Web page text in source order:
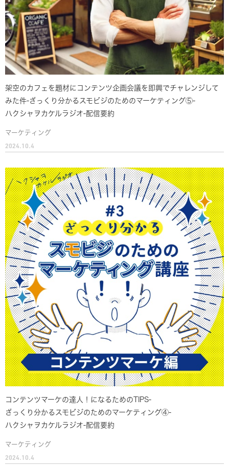
架空のカフェを題材にコンテンツ企画会議を即興でチャレンジして
みた件-ざっくり分かるスモビジのためのマーケティング⑤-
ハクシャヲカケルラジオ-配信要約
マーケティング
2024.10.4
コンテンツマーケの達人！になるためのTIPS-
ざっくり分かるスモビジのためのマーケティング④-
ハクシャヲカケルラジオ-配信要約
マーケティング
2024.10.4